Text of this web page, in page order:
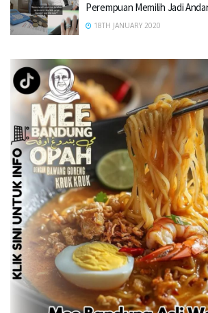
Perempuan Memilih Jadi
18TH JANUARY 2020